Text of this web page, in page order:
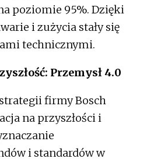
poziomie 95%. Dzięki
i zużycia stały się
technicznymi.
Przemysł 4.0
firmy Bosch
na przyszłości i
i standardów w